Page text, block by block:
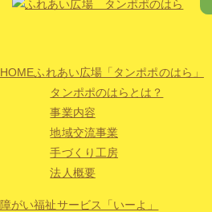
HOMEふれあい広場「タンポポのはら」
タンポポのはらとは？
事業内容
地域交流事業
手づくり工房
法人概要
障がい福祉サービス「いーよ」